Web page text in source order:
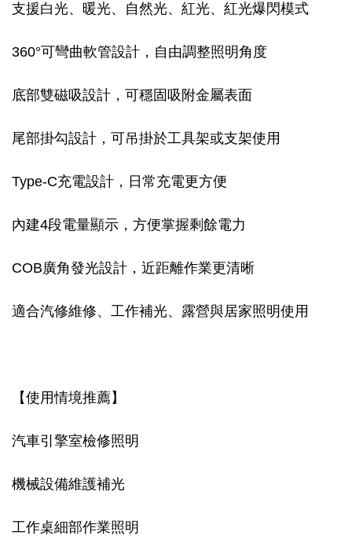
支援白光、暖光、自然光、紅光、紅光爆閃模式
360°可彎曲軟管設計，自由調整照明角度
底部雙磁吸設計，可穩固吸附金屬表面
尾部掛勾設計，可吊掛於工具架或支架使用
Type-C充電設計，日常充電更方便
內建4段電量顯示，方便掌握剩餘電力
COB廣角發光設計，近距離作業更清晰
適合汽修維修、工作補光、露營與居家照明使用
【使用情境推薦】
汽車引擎室檢修照明
機械設備維護補光
工作桌細部作業照明